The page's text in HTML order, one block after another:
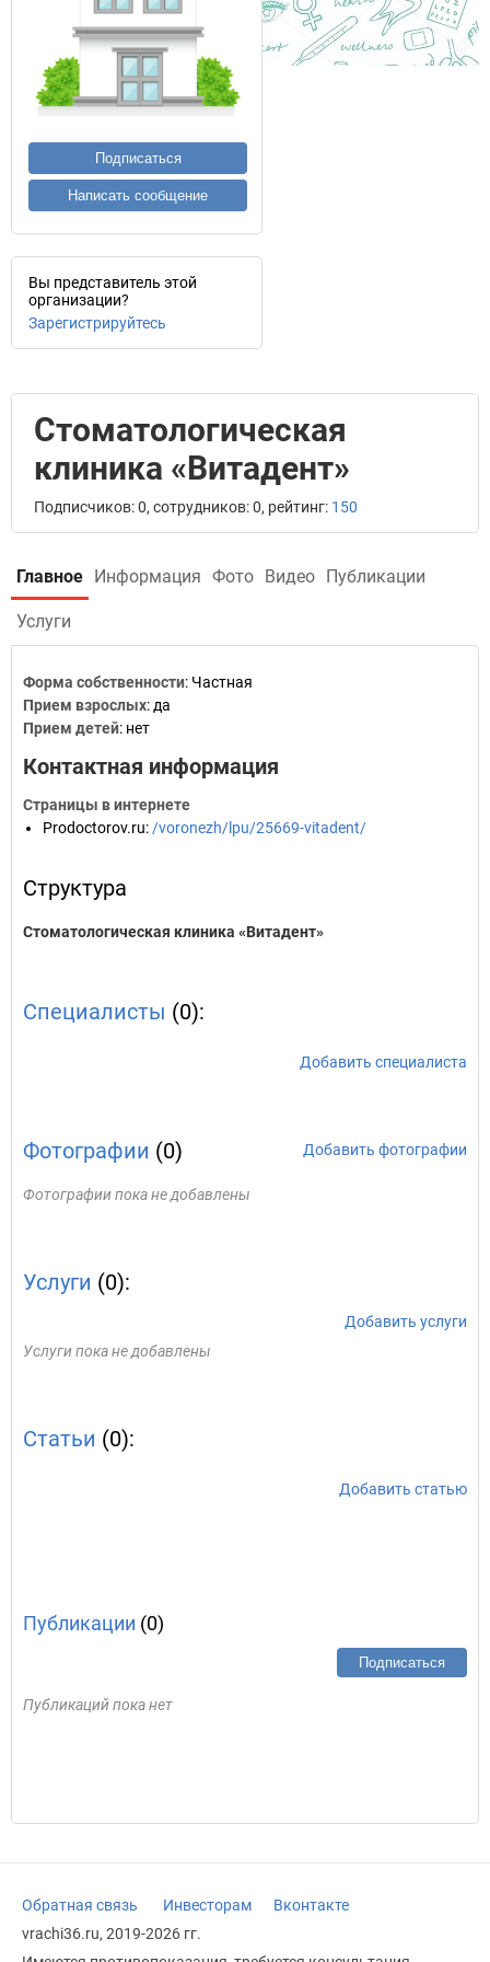
Подписаться
Написать сообщение
Вы представитель этой
организации?
Зарегистрируйтесь
Стоматологическая
клиника «Витадент»
Подписчиков: 0, сотрудников: 0, рейтинг: 150
Главное Информация Фото Видео Публикации
Услуги
Форма собственности: Частная
Прием взрослых: да
Прием детей: нет
Контактная информация
Страницы в интернете
Prodoctorov.ru: /voronezh/lpu/25669-vitadent/
Структура
Стоматологическая клиника «Витадент»
Специалисты (0):
Добавить специалиста
Фотографии (0) Добавить фотографии
Фотографии пока не добавлены
Услуги (0):
Добавить услуги
Услуги пока не добавлены
Статьи (0):
Добавить статью
Публикации (0)
Подписаться
Публикаций пока нет
Обратная связь Инвесторам
Вконтакте
vrachi36.ru, 2019-2026 гг.